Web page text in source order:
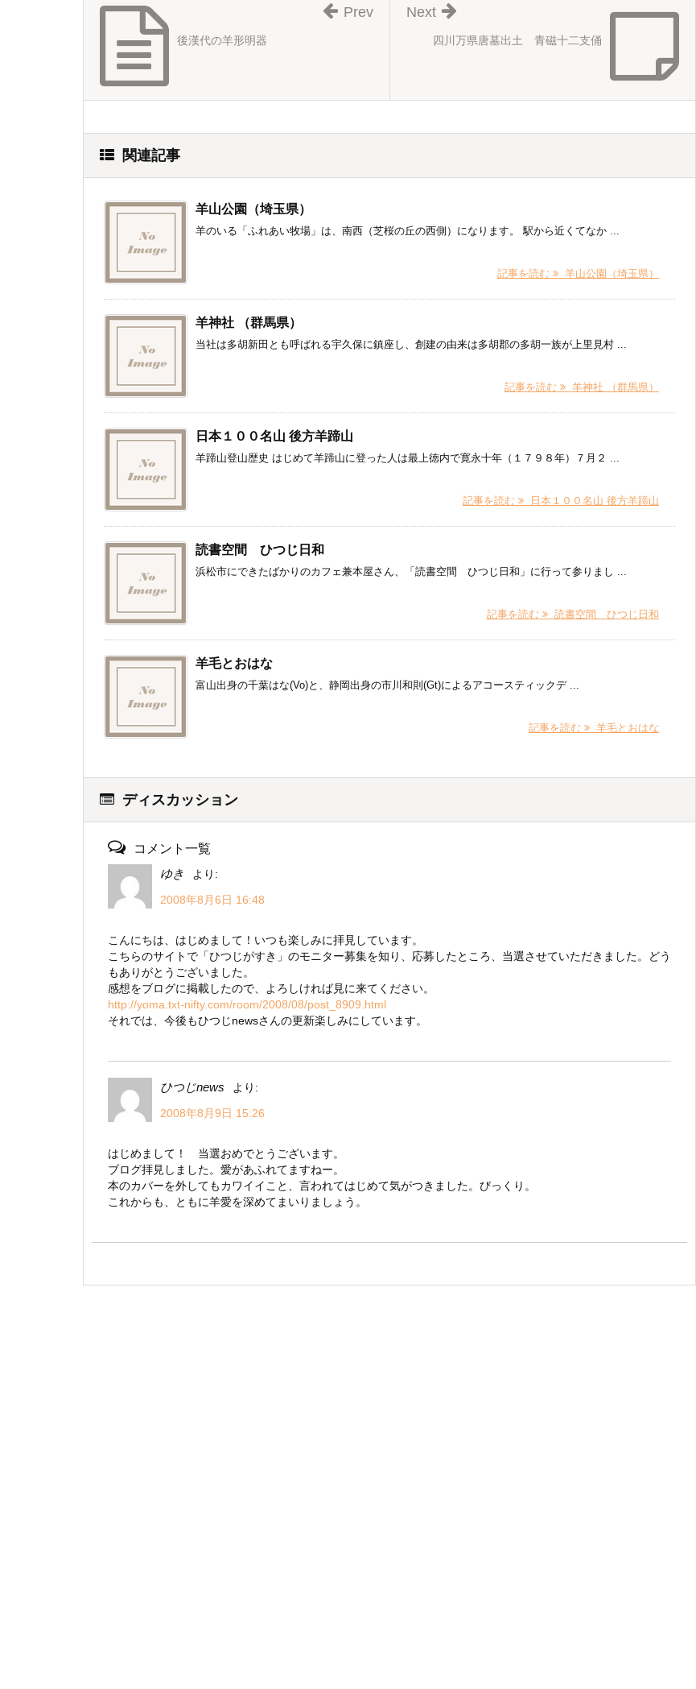
四川万県唐墓出土 青磁十二支俑
Next
後漢代の羊形明器
Prev
関連記事
羊山公園（埼玉県）
羊のいる「ふれあい牧場」は、南西（芝桜の丘の西側）になります。 駅から近くてなか ...
記事を読む 羊山公園（埼玉県）
羊神社 （群馬県）
当社は多胡新田とも呼ばれる宇久保に鎮座し、創建の由来は多胡郡の多胡一族が上里見村 ...
記事を読む 羊神社 （群馬県）
日本１００名山 後方羊蹄山
羊蹄山登山歴史 はじめて羊蹄山に登った人は最上徳内で寛永十年（１７９８年）７月２ ...
記事を読む 日本１００名山 後方羊蹄山
読書空間 ひつじ日和
浜松市にできたばかりのカフェ兼本屋さん、「読書空間 ひつじ日和」に行って参りまし ...
記事を読む 読書空間 ひつじ日和
羊毛とおはな
富山出身の千葉はな(Vo)と、静岡出身の市川和則(Gt)によるアコースティックデ ...
記事を読む 羊毛とおはな
ディスカッション
コメント一覧
ゆき
より:
2008年8月6日 16:48
こんにちは、はじめまして！いつも楽しみに拝見しています。
こちらのサイトで「ひつじがすき」のモニター募集を知り、応募したところ、当選させていただきました。どう
もありがとうございました。
感想をブログに掲載したので、よろしければ見に来てください。
http://yoma.txt-nifty.com/room/2008/08/post_8909.html
それでは、今後もひつじnewsさんの更新楽しみにしています。
ひつじnews
より:
2008年8月9日 15:26
はじめまして！ 当選おめでとうございます。
ブログ拝見しました。愛があふれてますねー。
本のカバーを外してもカワイイこと、言われてはじめて気がつきました。びっくり。
これからも、ともに羊愛を深めてまいりましょう。